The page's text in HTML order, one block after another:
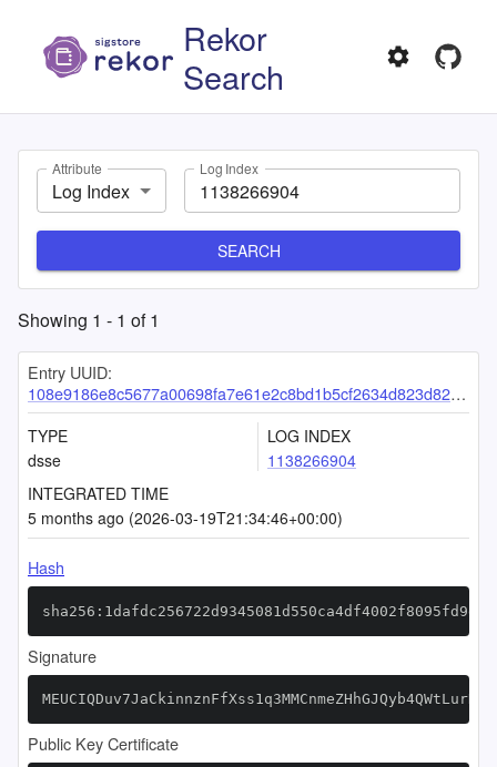
Rekor
Search
Attribute
Log Index
Log Index
SEARCH
Showing 1 - 1 of1
Entry UUID:
108e9186e8c5677a00698fa7e61e2c8bd1b5cf2634d823d823de23a4aedde1ec6ed806e6a8b7b3ed
TYPE
dsse
LOG INDEX
1138266904
INTEGRATED TIME
5 months ago (2026-03-19T21:34:46+00:00)
Hash
Signature
Public Key Certificate